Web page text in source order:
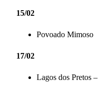
15/02
Povoado Mimoso
17/02
Lagos dos Pretos